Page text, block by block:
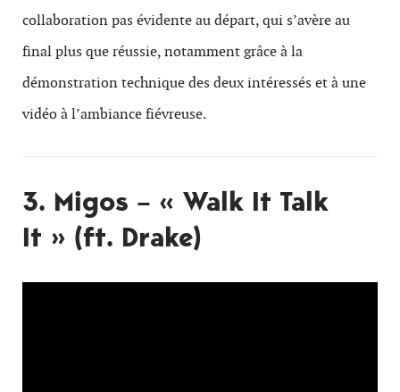
collaboration pas évidente au départ, qui s’avère au
final plus que réussie, notamment grâce à la
démonstration technique des deux intéressés et à une
vidéo à l’ambiance fiévreuse.
3. Migos – « Walk It Talk
It » (ft. Drake)